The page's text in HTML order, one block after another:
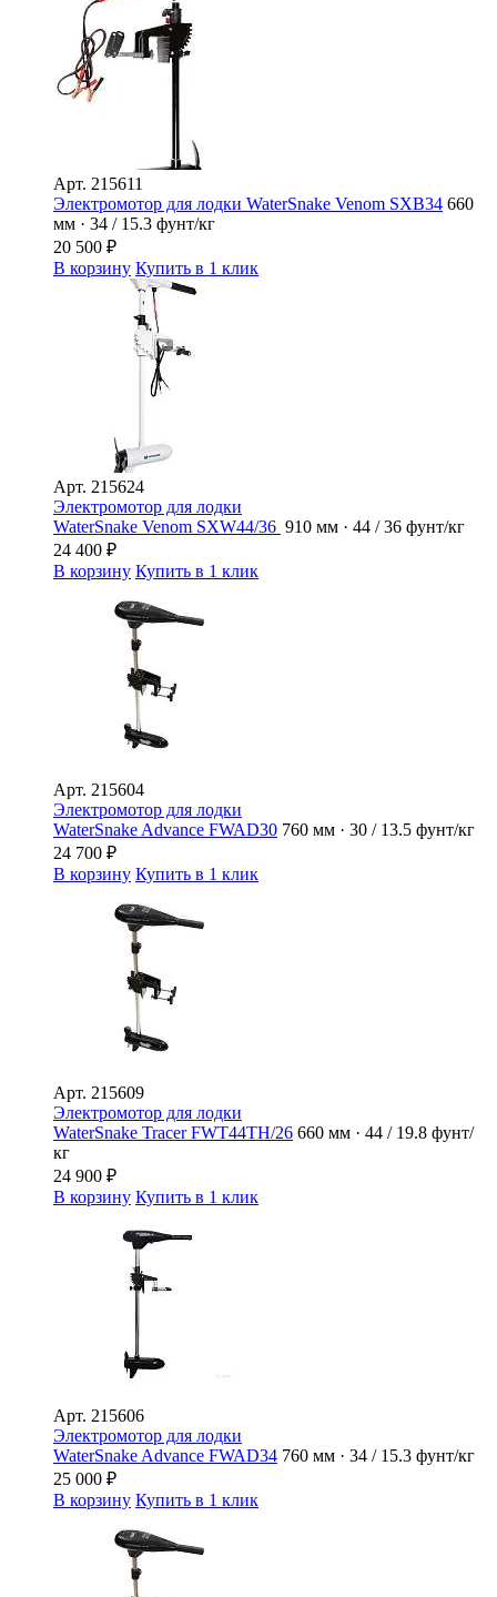
Арт. 215611
Электромотор для лодки WaterSnake Venom SXB34 660
мм · 34 / 15.3 фунт/кг
20 500 ₽
В корзину Купить в 1 клик
Арт. 215624
Электромотор для лодки
WaterSnake Venom SXW44/36 910 мм · 44 / 36 фунт/кг
24 400 ₽
В корзину Купить в 1 клик
Арт. 215604
Электромотор для лодки
WaterSnake Advance FWAD30 760 мм · 30 / 13.5 фунт/кг
24 700 ₽
В корзину Купить в 1 клик
Арт. 215609
Электромотор для лодки
WaterSnake Tracer FWT44TH/26 660 мм · 44 / 19.8 фунт/
кг
24 900 ₽
В корзину Купить в 1 клик
Арт. 215606
Электромотор для лодки
WaterSnake Advance FWAD34 760 мм · 34 / 15.3 фунт/кг
25 000 ₽
В корзину Купить в 1 клик